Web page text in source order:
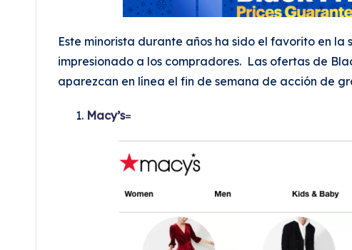
Este minorista durante años ha sido el favorito en
impresionado a los compradores. Las ofertas de
aparezcan en línea el fin de semana de acción de
Macy’s=